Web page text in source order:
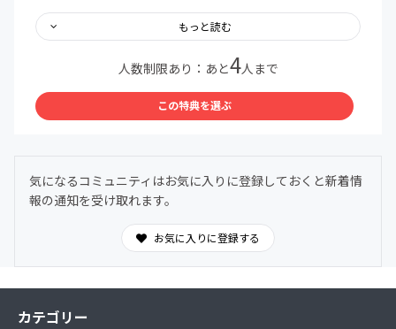
…and more!
＊コミュニティ内ではLINEを使用します。注意事項をよく
読みご参加ください。
＊「初月無料」の適用は入会月末となります。翌月1日よ
親子料理部事務局公式LINE
https://lin.ee/GnmnXQs
＜この特典を選ぶ＞をタップすると参加手続きに進めま
もっと読む
人数制限あり：あと4人まで
この特典を選ぶ
気になるコミュニティはお気に入りに登録しておくと新着情
報の通知を受け取れます。
お気に入りに登録する
カテゴリー